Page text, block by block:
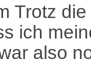
Trotz
ich
also